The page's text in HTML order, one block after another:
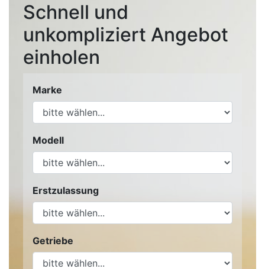
Schnell und
unkompliziert Angebot
einholen
Marke
Modell
Erstzulassung
Getriebe